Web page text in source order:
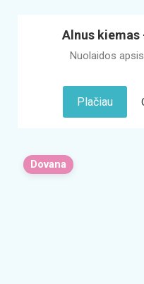
Alnus kiemas
Nuolaidos
Plačiau
Dovana